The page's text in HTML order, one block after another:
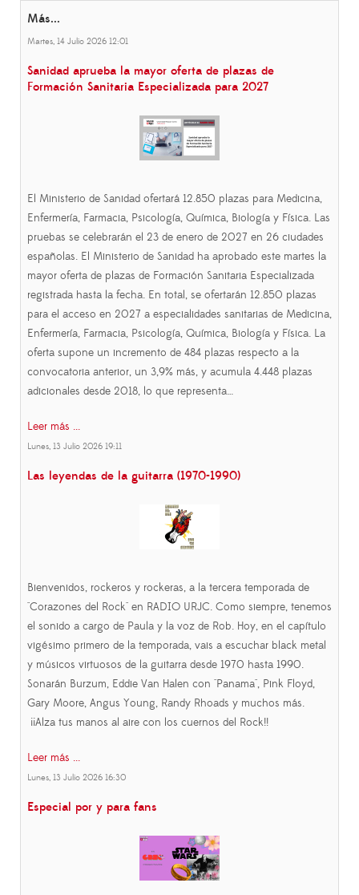
Más...
Martes, 14 Julio 2026 12:01
Sanidad aprueba la mayor oferta de plazas de
Formación Sanitaria Especializada para 2027
El Ministerio de Sanidad ofertará 12.850 plazas para Medicina,
Enfermería, Farmacia, Psicología, Química, Biología y Física. Las
pruebas se celebrarán el 23 de enero de 2027 en 26 ciudades
españolas. El Ministerio de Sanidad ha aprobado este martes la
mayor oferta de plazas de Formación Sanitaria Especializada
registrada hasta la fecha. En total, se ofertarán 12.850 plazas
para el acceso en 2027 a especialidades sanitarias de Medicina,
Enfermería, Farmacia, Psicología, Química, Biología y Física. La
oferta supone un incremento de 484 plazas respecto a la
convocatoria anterior, un 3,9% más, y acumula 4.448 plazas
adicionales desde 2018, lo que representa…
Leer más ...
Lunes, 13 Julio 2026 19:11
Las leyendas de la guitarra (1970-1990)
Bienvenidos, rockeros y rockeras, a la tercera temporada de
"Corazones del Rock" en RADIO URJC. Como siempre, tenemos
el sonido a cargo de Paula y la voz de Rob. Hoy, en el capítulo
vigésimo primero de la temporada, vais a escuchar black metal
y músicos virtuosos de la guitarra desde 1970 hasta 1990.
Sonarán Burzum, Eddie Van Halen con "Panama", Pink Floyd,
Gary Moore, Angus Young, Randy Rhoads y muchos más.
¡¡Alza tus manos al aire con los cuernos del Rock!!
Leer más ...
Lunes, 13 Julio 2026 16:30
Especial por y para fans